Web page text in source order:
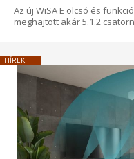
Az új WiSA E olcsó és
meghajtott akár 5.1.2
HÍREK